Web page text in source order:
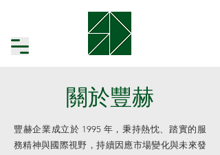
關於豐赫
豐赫企業成立於 1995 年，秉持熱忱、踏實的服
務精神與國際視野，持續因應市場變化與未來發